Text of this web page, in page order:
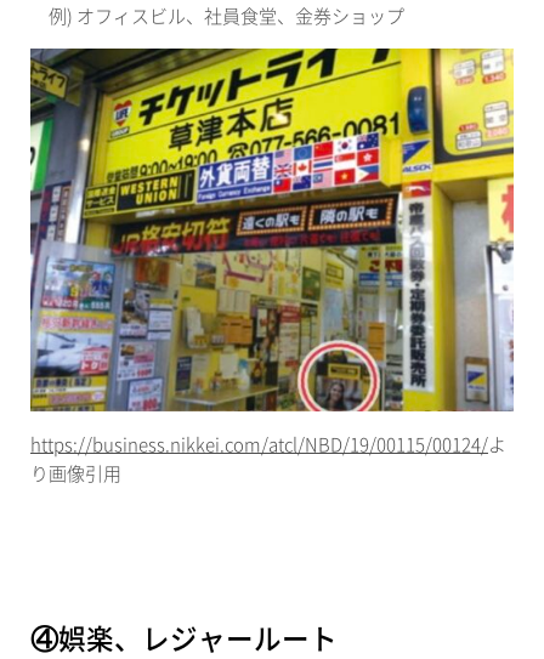
例) オフィスビル、社員食堂、金券ショップ
https://business.nikkei.com/atcl/NBD/19/00115/00124/よ
り画像引用
④娯楽、レジャールート